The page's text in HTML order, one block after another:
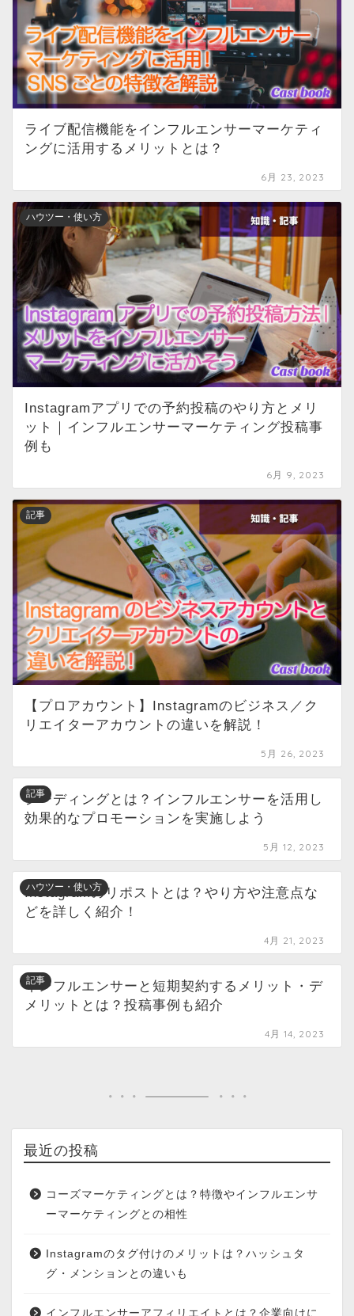
ライブ配信機能をインフルエンサーマーケティ
ングに活用するメリットとは？
6月 23, 2023
ハウツー・使い方
Instagramアプリでの予約投稿のやり方とメリ
ット｜インフルエンサーマーケティング投稿事
例も
6月 9, 2023
記事
【プロアカウント】Instagramのビジネス／ク
リエイターアカウントの違いを解説！
5月 26, 2023
記事
シーディングとは？インフルエンサーを活用し
効果的なプロモーションを実施しよう
5月 12, 2023
ハウツー・使い方
Instagramのリポストとは？やり方や注意点な
どを詳しく紹介！
4月 21, 2023
記事
インフルエンサーと短期契約するメリット・デ
メリットとは？投稿事例も紹介
4月 14, 2023
最近の投稿
コーズマーケティングとは？特徴やインフルエンサ
ーマーケティングとの相性
Instagramのタグ付けのメリットは？ハッシュタ
グ・メンションとの違いも
インフルエンサーアフィリエイトとは？企業向けに